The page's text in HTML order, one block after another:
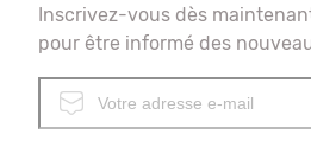
Inscrivez-vous dès
pour être informé des